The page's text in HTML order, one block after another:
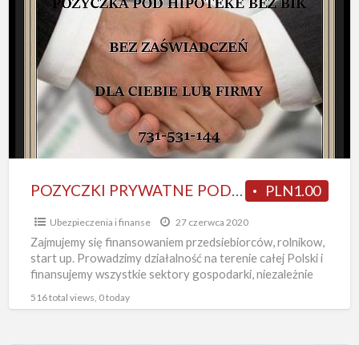
PRYWATNE
ZASTAW
NIERUCHOMOSCI
MLN
NAWET
PLN1.00
POZYCZKI PRYWATNE POD ZASTAW NIERUCHOMOSCI DO 10 MLN NAWET NA 5 LAT
Ubezpieczenia i finanse 27 czerwca 2020
Zajmujemy się finansowaniem przedsiebiorców, rolnikow,
start up. Prowadzimy działalność na terenie całej Polski i
finansujemy wszystkie sektory gospodarki, niezależnie
516 total views, 0 today